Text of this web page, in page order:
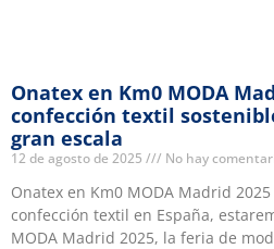
Onatex en Km0 MODA
confección textil
gran escala
12 de agosto de 2025 No hay
Onatex en Km0 MODA Madrid
confección textil en España,
MODA Madrid 2025, la feria de